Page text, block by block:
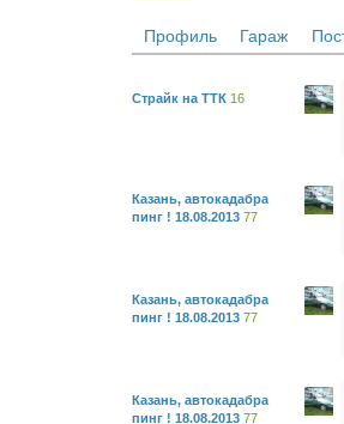
Профиль Гараж
Страйк на ТТК 16
Казань, автокадабра
пинг ! 18.08.2013 77
Казань, автокадабра
пинг ! 18.08.2013 77
Казань, автокадабра
пинг ! 18.08.2013 77